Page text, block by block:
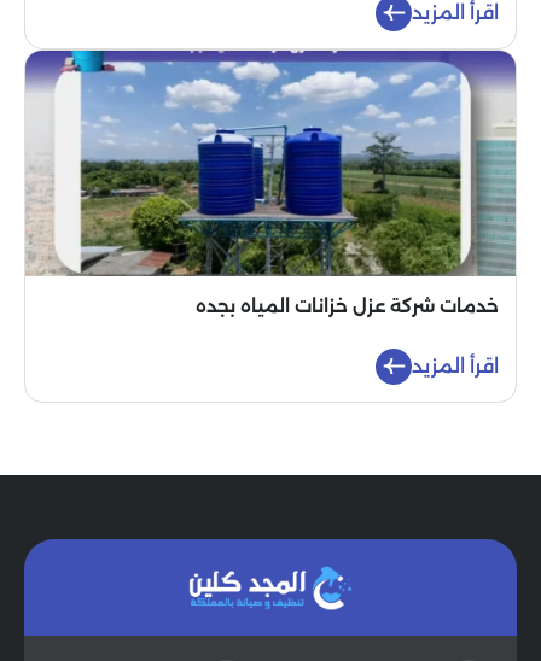
اقرأ المزيد
خدمات شركة عزل خزانات المياه بجده
اقرأ المزيد